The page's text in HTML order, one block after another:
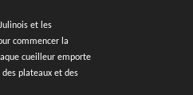
et les
commencer la
cueilleur emporte
plateaux et des